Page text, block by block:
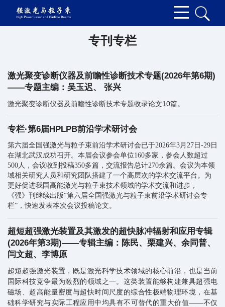
专刊专栏
激光聚变诊断仪器及前瞻性诊断技术专题(2026年第6期)
——专题主编：吴玉迟、 张兴
激光聚变诊断仪器及前瞻性诊断技术专题收录论文10篇。
专栏·第6届HPLPB前沿学术研讨会
第六届全国强激光与粒子束前沿学术研讨会已于2026年3月27日-29日
在湖北武汉成功召开。本届会议参会单位160多家，参会人数超过
500人，会议收到投稿350多篇，交流报告总计270余篇。会议为本领
域相关研究人员和研究团队搭建了一个高层次的学术交流平台。为
更好促进我国高能激光与粒子束技术领域的学术交流和进步，
《强》刊继续出版“第六届全国强激光与粒子束前沿学术研讨会专
栏”，快速发表本次会议投稿论文。
超短超强激光装置及其激发的超快脉冲辐射和应用专辑
(2026年第3期)——专辑主编：陈民、栗建兴、余同普、
闫文超、李博原
超短超强激光装置，既是激光科学技术领域的核心前沿，也是当前
国际科技竞争最为激烈的领域之一。这类装置能够构建兼具超强电
磁场、超高能量密度与超快时间尺度的综合性极端物理环境，在基
础科学研究与实际工程应用中均具有不可替代的重大价值——不仅